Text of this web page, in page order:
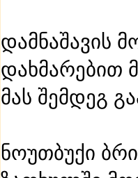
დამნაშავის
მას შემდეგ
ნოუთბუქი